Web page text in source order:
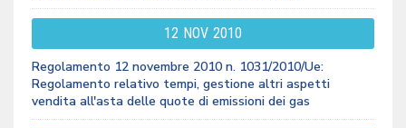
12 NOV 2010
Regolamento 12 novembre 2010 n. 1031/2010/Ue:
Regolamento relativo tempi, gestione altri aspetti
vendita all'asta delle quote di emissioni dei gas